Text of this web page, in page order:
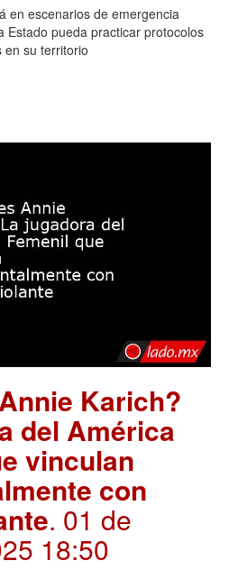
en escenarios de emergencia
Estado pueda practicar protocolos
en su territorio
Karich?
del América
vinculan
con
. 01 de
18:50